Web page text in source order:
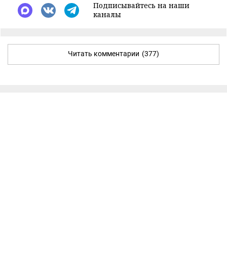
Подписывайтесь на наши
каналы
Читать комментарии (377)